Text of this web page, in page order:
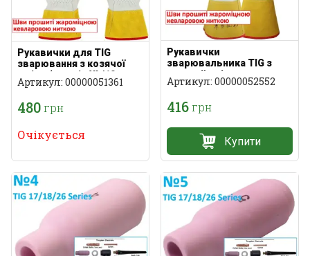
Рукавички для TIG
зварювання з козячої
шкіри (розмір XL/10
Артикул: 00000051361
480грн
Очікується
Рукавички
зварювальника TIG з
козячої шкіри з
кевларом (р.10)
Артикул: 00000052552
416грн
Купити